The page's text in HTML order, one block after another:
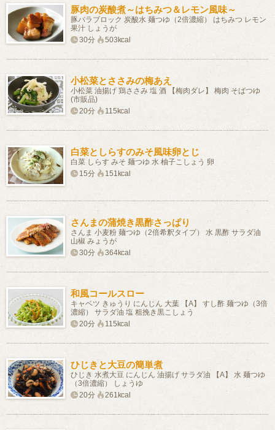
豚肉の炭酸煮～はちみつ＆レモン風味～
豚バラブロック 炭酸水 麺つゆ（2倍濃縮） はちみつ レモン
果汁 しょうが
30分
503kcal
小松菜とささみの梅あえ
小松菜 油揚げ 鶏ささみ 塩 酒 【梅肉ダレ】 梅肉 そばつゆ
(市販品)
20分
115kcal
白菜としらすのみそ風味卵とじ
白菜 しらす みそ 麺つゆ 水 柚子こしょう 卵
15分
151kcal
さんまの蒲焼き黒酢さっぱり
さんま 小麦粉 麺つゆ（2倍希釈タイプ） 水 黒酢 サラダ油
山椒 みょうが
30分
364kcal
和風コールスロー
キャベツ きゅうり にんじん 大葉 【A】 すし酢 麺つゆ（3倍
濃縮） サラダ油 塩 粗挽き黒こしょう
20分
115kcal
ひじきと大豆の簡単煮
ひじき 水煮大豆 にんじん 油揚げ サラダ油 【A】 水 麺つゆ
（3倍濃縮） しょうゆ
20分
261kcal